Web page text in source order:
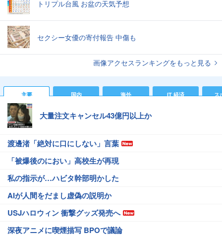
トリプル台風 お盆の天気予想
セクシー女優の寄付報告 中傷も
画像アクセスランキングをもっと見る
主要 国内 海外 IT 経済 ス
大量注文キャンセル43億円以上か
渡邊渚「絶対に口にしない」言葉
「被爆後のにおい」高校生が再現
私の指示が…ハビタ幹部明かした
AIが人間をだまし虚偽の説明か
USJハロウィン 衝撃グッズ発売へ
深夜アニメに喫煙描写 BPOで議論